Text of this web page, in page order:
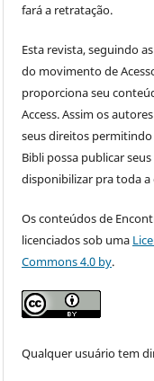
fará a retratação.
Esta revista, seguindo
do movimento de
proporciona seu
Access. Assim os
seus direitos
Bibli possa publicar
disponibilizar pra toda
Os conteúdos de
licenciados sob uma
Commons 4.0 by.
Qualquer usuário tem